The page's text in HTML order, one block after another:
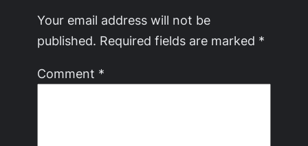
Your email address will not be
published. Required fields are marked *
Comment *